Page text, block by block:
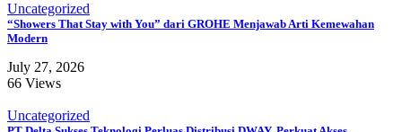
Uncategorized
“Showers That Stay with You” dari GROHE Menjawab Arti Kemewahan
Modern
July 27, 2026
66 Views
Uncategorized